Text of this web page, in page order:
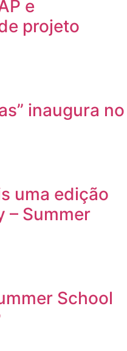
e
projeto
inaugura no
uma edição
– Summer
School